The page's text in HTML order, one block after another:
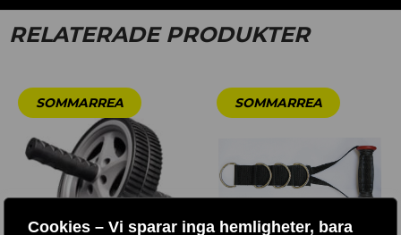
Cookies – Vi sparar inga hemligheter, bara
RELATERADE PRODUKTER